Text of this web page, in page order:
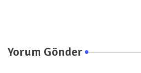
Yorum Gönder